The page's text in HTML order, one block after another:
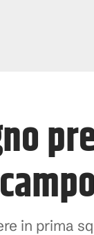
in prima